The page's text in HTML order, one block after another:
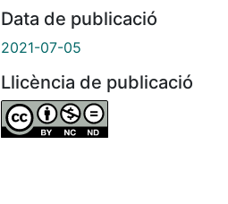
Data de publicació
2021-07-05
Llicència de publicació